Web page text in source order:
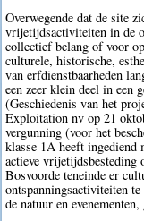
Overwegende dat de site
vrijetijdsactiviteiten in de
collectief belang of voor
culturele, historische,
van erfdienstbaarheden
een zeer klein deel in een
(Geschiedenis van het
Exploitation nv op 21
vergunning (voor het
klasse 1A heeft ingediend
actieve vrijetijdsbesteding
Bosvoorde teneinde er
ontspanningsactiviteiten
de natuur en